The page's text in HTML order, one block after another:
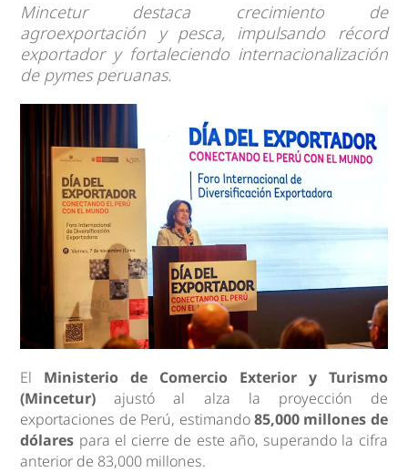
Mincetur destaca crecimiento de
agroexportación y pesca, impulsando récord
exportador y fortaleciendo internacionalización
de pymes peruanas.
El Ministerio de Comercio Exterior y Turismo
(Mincetur) ajustó al alza la proyección de
exportaciones de Perú, estimando85,000 millones de
dólares para el cierre de este año, superando la cifra
anterior de 83,000 millones.